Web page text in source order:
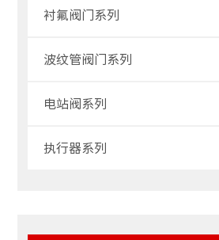
衬氟阀门系列
波纹管阀门系列
电站阀系列
执行器系列